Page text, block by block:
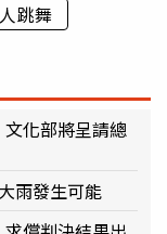
跳舞
化部將呈請總
雨發生可能